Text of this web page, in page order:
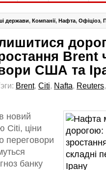
держави, Компанії, Нафта, Офіціоз,
Brent
США та
Brent, Citi, Nafta, Reuters
новий
Citi, ціни
переговори
банку